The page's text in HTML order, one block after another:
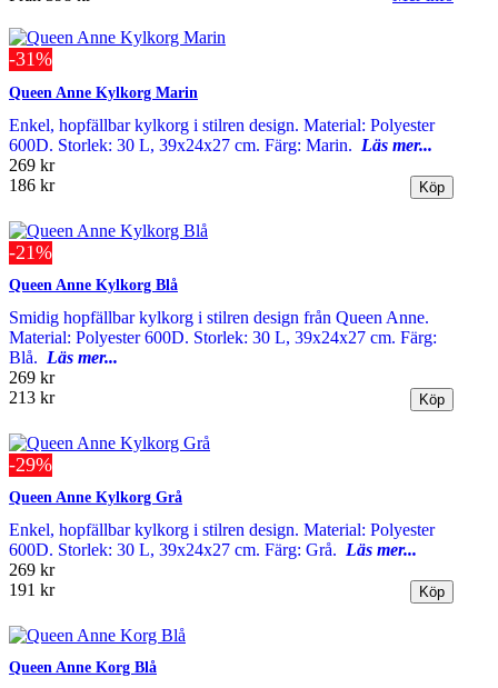
-31%
Queen Anne Kylkorg Marin
Enkel, hopfällbar kylkorg i stilren design. Material: Polyester
600D. Storlek: 30 L, 39x24x27 cm. Färg: Marin. Läs mer...
269 kr
186 kr
-21%
Queen Anne Kylkorg Blå
Smidig hopfällbar kylkorg i stilren design från Queen Anne.
Material: Polyester 600D. Storlek: 30 L, 39x24x27 cm. Färg:
Blå. Läs mer...
269 kr
213 kr
-29%
Queen Anne Kylkorg Grå
Enkel, hopfällbar kylkorg i stilren design. Material: Polyester
600D. Storlek: 30 L, 39x24x27 cm. Färg: Grå. Läs mer...
269 kr
191 kr
Queen Anne Korg Blå